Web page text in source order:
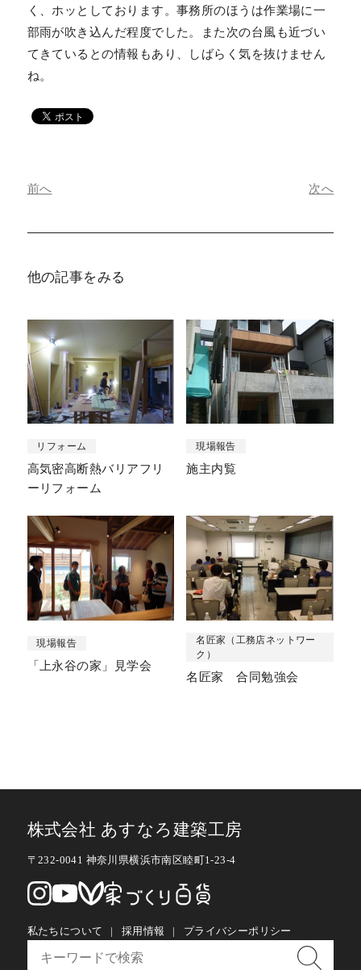
く、ホッとしております。事務所のほうは作業場に一
部雨が吹き込んだ程度でした。また次の台風も近づい
てきているとの情報もあり、しばらく気を抜けません
ね。
前へ 次へ
他の記事をみる
リフォーム
高気密高断熱バリアフリ
ーリフォーム
現場報告
施主内覧
現場報告
「上永谷の家」見学会
名匠家（工務店ネットワー
ク）
名匠家 合同勉強会
株式会社 あすなろ建築工房
〒232-0041 神奈川県横浜市南区睦町1-23-4
私たちについて 採用情報 プライバシーポリシー